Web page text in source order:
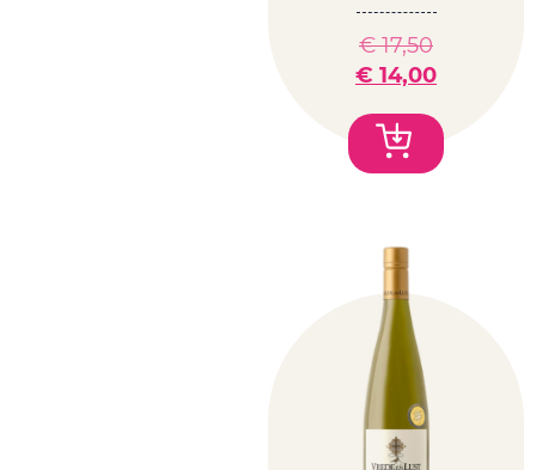
€17,50
€ 14,00